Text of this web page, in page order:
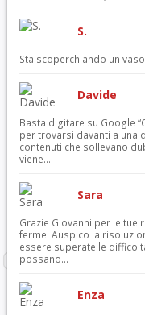
S.
Sta scoperchiando un
Davide
Basta digitare su Google
per trovarsi davanti a una
contenuti che sollevano
viene...
Sara
Grazie Giovanni per le tue
ferme. Auspico la
essere superate le
possano...
Enza